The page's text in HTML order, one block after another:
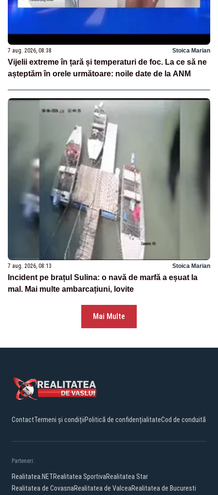
7 aug. 2026, 08:38 Stoica Marian
Vijelii extreme în țară și temperaturi de foc. La ce să ne
așteptăm în orele următoare: noile date de la ANM
7 aug. 2026, 08:13 Stoica Marian
Incident pe brațul Sulina: o navă de marfă a eșuat la
mal. Mai multe ambarcațiuni, lovite
Mai Multe
ContactTermeni și condițiiPolitică de confidențialitateCod de conduită
Parteneri:
Realitatea.NETRealitatea SportivaRealitatea Star
Realitatea de CovasnaRealitatea de ValceaRealitatea de Bucuresti